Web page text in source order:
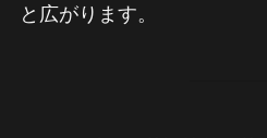
と広がります。